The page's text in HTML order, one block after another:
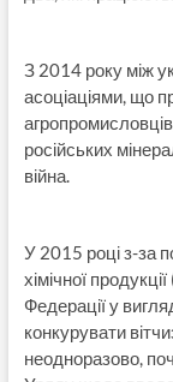
З 2014 року між
асоціаціями, що
російських
війна.
У 2015 році з-за
хімічної
Федерації у
конкурувати
неодноразово,